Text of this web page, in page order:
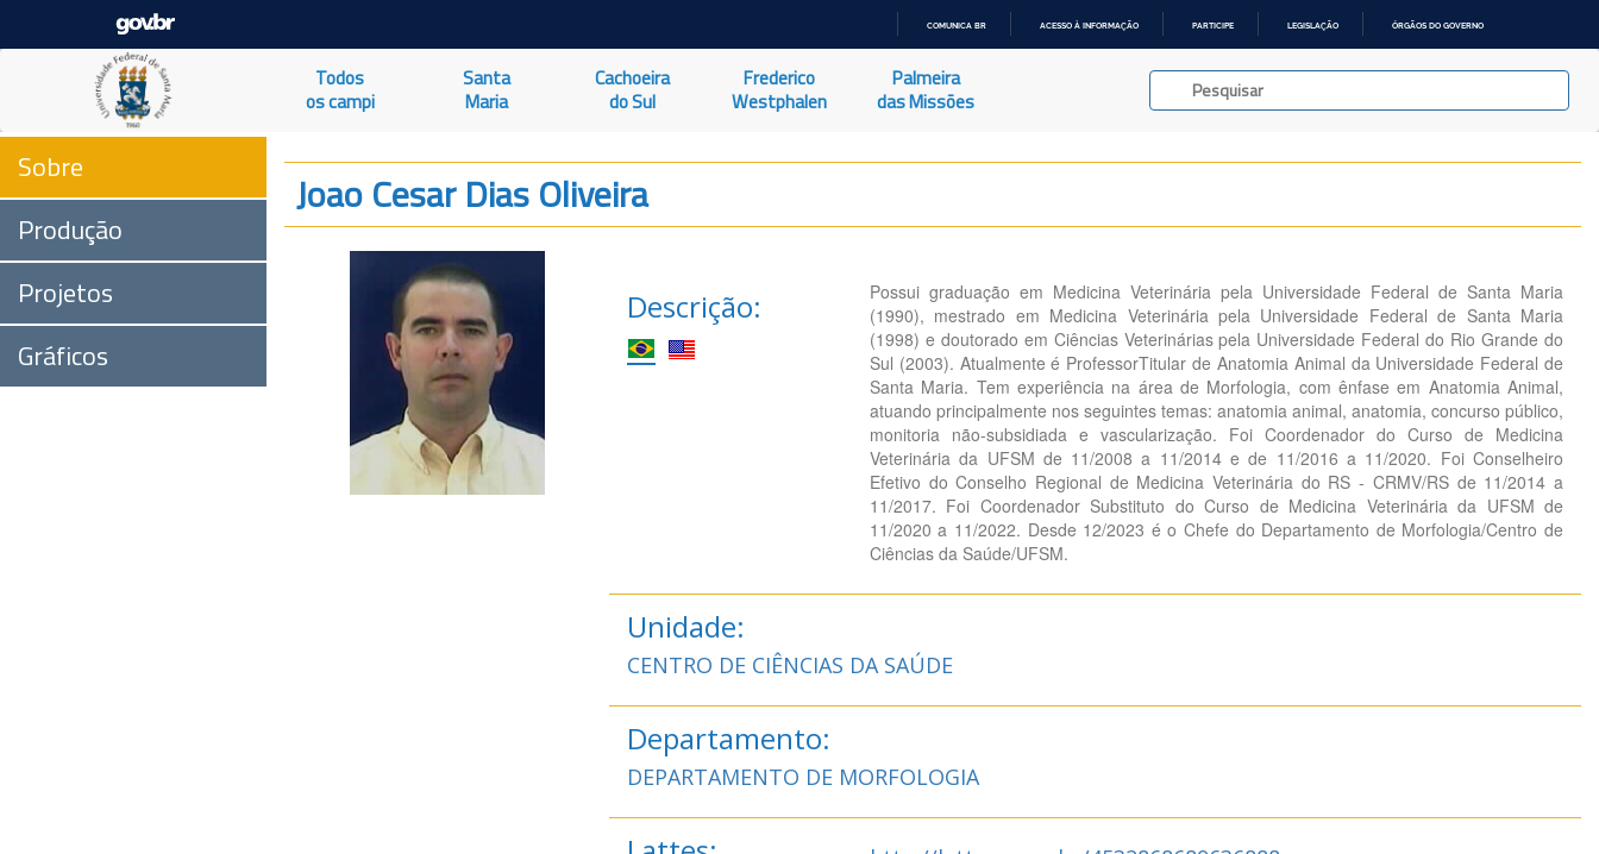
O
COMUNICA BR ACESSO À INFORMAÇÃO PARTICIPE LEGISLAÇÃO ÓRGÃOS DO GOVERNO
Todos
os campi
Santa
Maria
Cachoeira
do Sul
Frederico
Westphalen
Palmeira
das Missões
Sobre
Produção
Projetos
Gráficos
Joao Cesar Dias Oliveira
Descrição:
Possui graduação em Medicina Veterinária pela Universidade Federal de Santa Maria
(1990), mestrado em Medicina Veterinária pela Universidade Federal de Santa Maria
(1998) e doutorado em Ciências Veterinárias pela Universidade Federal do Rio Grande do
Sul (2003). Atualmente é ProfessorTitular de Anatomia Animal da Universidade Federal de
Santa Maria. Tem experiência na área de Morfologia, com ênfase em Anatomia Animal,
atuando principalmente nos seguintes temas: anatomia animal, anatomia, concurso público,
monitoria não-subsidiada e vascularização. Foi Coordenador do Curso de Medicina
Veterinária da UFSM de 11/2008 a 11/2014 e de 11/2016 a 11/2020. Foi Conselheiro
Efetivo do Conselho Regional de Medicina Veterinária do RS - CRMV/RS de 11/2014 a
11/2017. Foi Coordenador Substituto do Curso de Medicina Veterinária da UFSM de
11/2020 a 11/2022. Desde 12/2023 é o Chefe do Departamento de Morfologia/Centro de
Ciências da Saúde/UFSM.
Unidade:
CENTRO DE CIÊNCIAS DA SAÚDE
Departamento:
DEPARTAMENTO DE MORFOLOGIA